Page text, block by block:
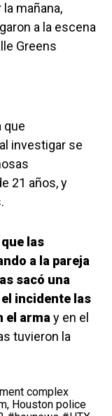
mañana,
a la escena
Greens
que
investigar se
21 años, y
las
a la pareja
sacó una
incidente las
el arma y en el
tuvieron la
complex
Houston police